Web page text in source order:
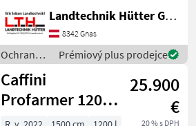
Beschichtung und
Epoxystaub lackiert -
separate Klappung - Pumpe
150l/min - 3-Fach
Düsenkopf
Landtechnik Hütter GmbH & Co KG
8342 Gnas
Ochrana
rastlín /
Caffini
Prémiový plus prodejce
Caffini
Profarmer 1200L
15m
25.900
€
20 % s DPH